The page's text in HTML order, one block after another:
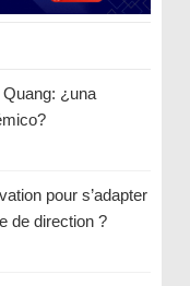
¿una
pour s’adapter
de direction ?